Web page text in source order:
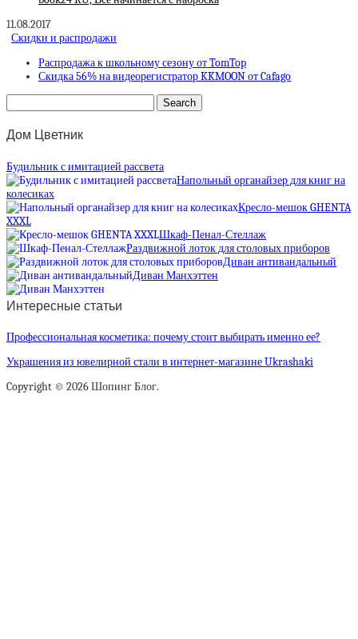
11.08.2017
Скидки и распродажи
Распродажа к школьному сезону от TomTop
Скидка 56% на видеорегистратор KKMOON от Cafago
Дом Цветник
Будильник с имитацией рассвета
Напольный органайзер для книг на
колесиках
Кресло-мешок GHENTA
XXXL
Шкаф-Пенал-Стеллаж
Раздвижной лоток для столовых приборов
Диван антивандальный
Диван Манхэттен
Интересные статьи
Профессиональная косметика: почему стоит выбирать именно ее?
Украшения из ювелирной стали в интернет-магазине Ukrashaki
Copyright © 2026 Шопинг Блог.